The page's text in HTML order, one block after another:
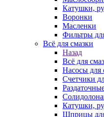
Катушки,
Воронки
Масленки
Фильтры
Всё для смазки
Назад
Всё для
Насосы для
Счетчики
Катушки,
Шприцы